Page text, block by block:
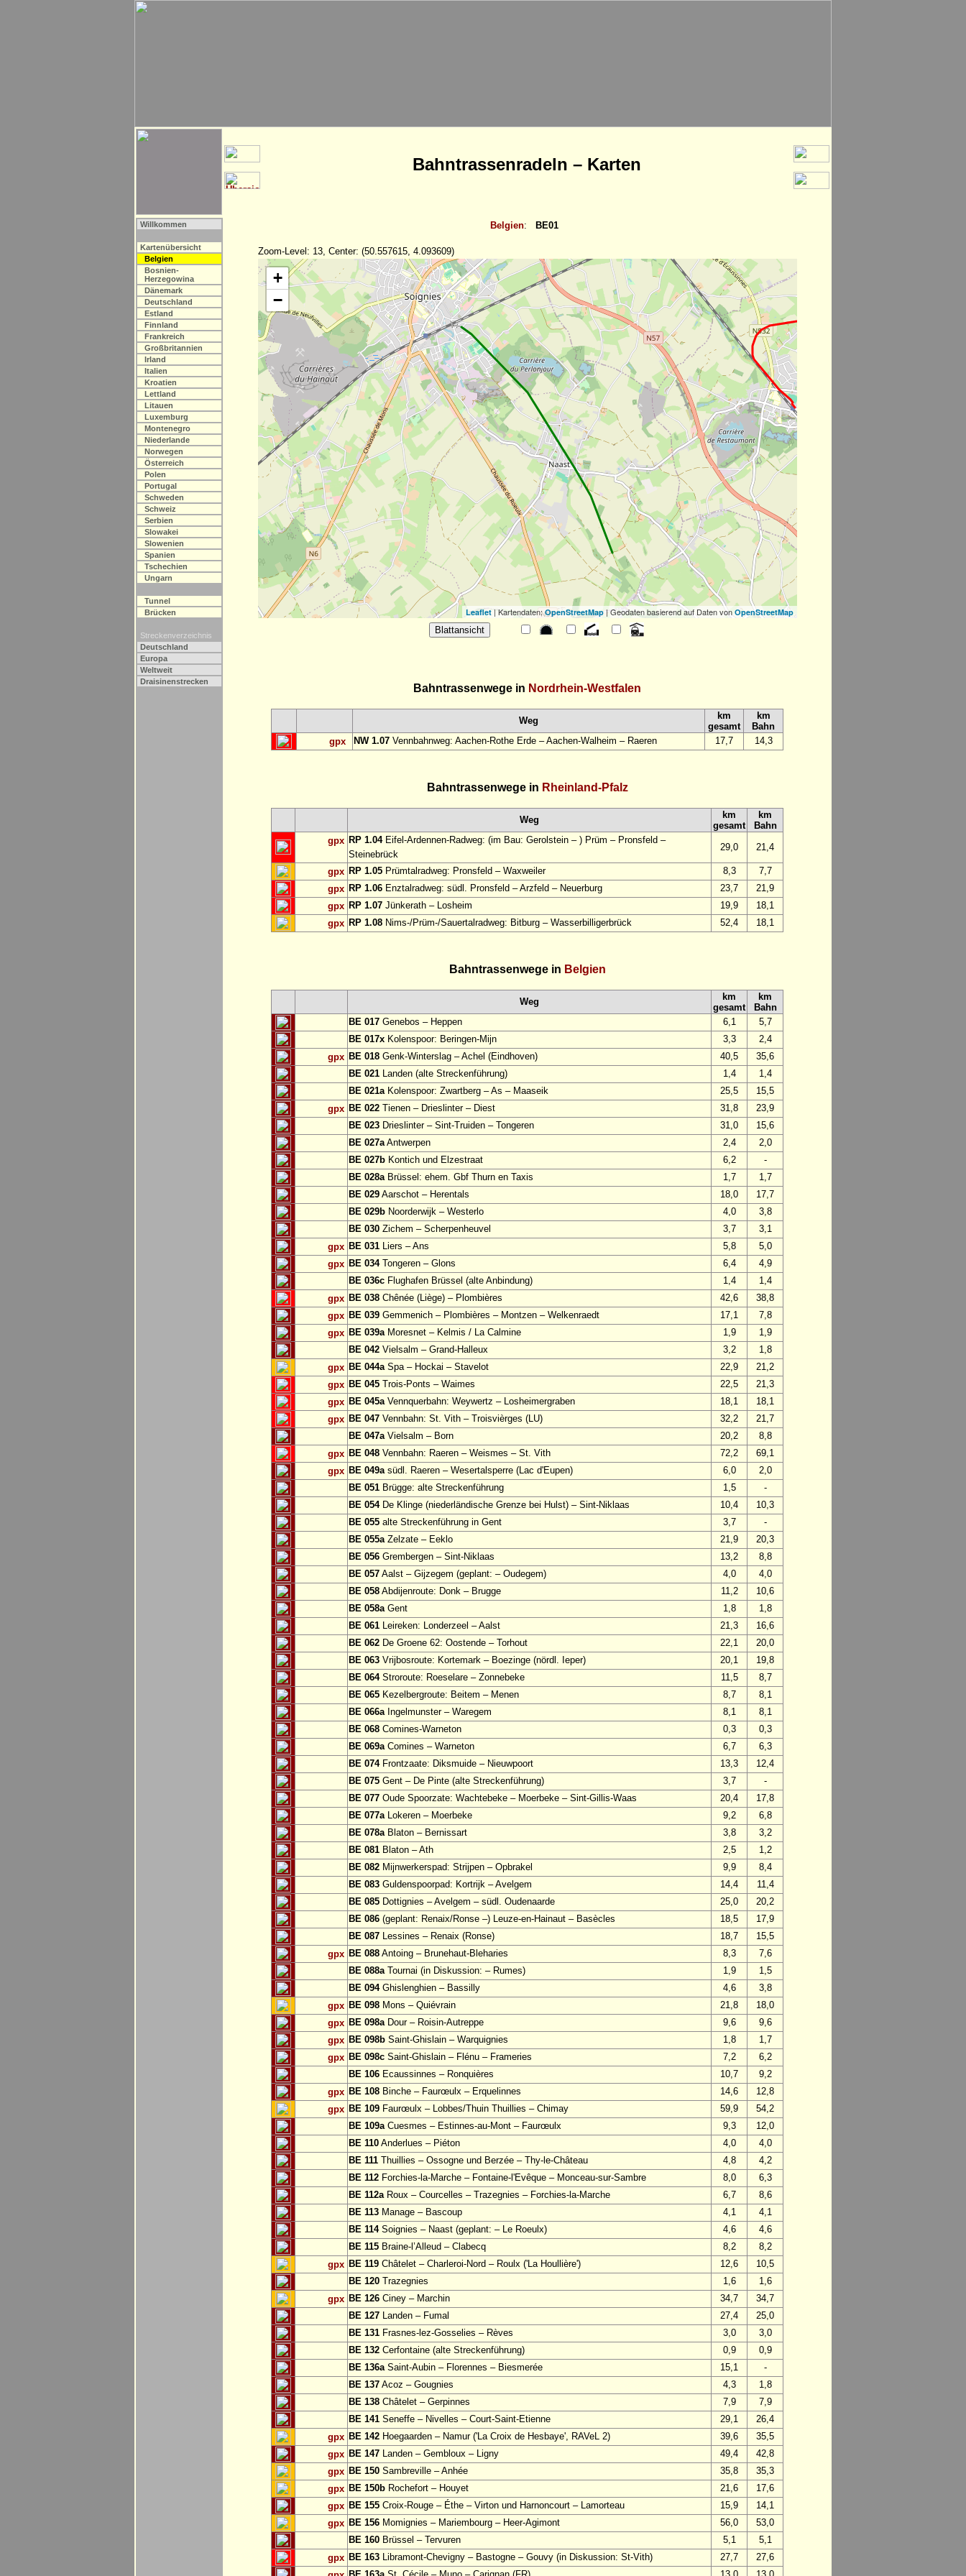
Bahntrassenradeln – Karten
Willkommen
Kartenübersicht
Belgien
Bosnien-
Herzegowina
Dänemark
Deutschland
Estland
Finnland
Frankreich
Großbritannien
Irland
Italien
Kroatien
Lettland
Litauen
Luxemburg
Montenegro
Niederlande
Norwegen
Österreich
Polen
Portugal
Schweden
Schweiz
Serbien
Slowakei
Slowenien
Spanien
Tschechien
Ungarn
Tunnel
Brücken
Streckenverzeichnis
Deutschland
Europa
Weltweit
Draisinenstrecken
Belgien: BE01
Zoom-Level: 13, Center: (50.557615, 4.093609)
+
−
Leaflet| Kartendaten:OpenStreetMap| Geodaten basierend auf Daten von OpenStreetMap
Bahntrassenwege in Nordrhein-Westfalen
Weg
km
gesamt
km
Bahn
gpx
NW 1.07 Vennbahnweg: Aachen-Rothe Erde – Aachen-Walheim – Raeren 17,7 14,3
Bahntrassenwege in Rheinland-Pfalz
Weg
km
gesamt
km
Bahn
gpx RP 1.04Eifel-Ardennen-Radweg: (im Bau: Gerolstein – ) Prüm – Pronsfeld –
Steinebrück
29,0 21,4
gpx RP 1.05 Prümtalradweg: Pronsfeld – Waxweiler 8,3
7,7
gpx RP 1.06 Enztalradweg: südl. Pronsfeld – Arzfeld – Neuerburg 23,7
21,9
gpx RP 1.07 Jünkerath – Losheim 19,9
18,1
gpx RP 1.08 Nims-/Prüm-/Sauertalradweg: Bitburg – Wasserbilligerbrück 52,4 18,1
Bahntrassenwege in Belgien
Weg
km
gesamt
km
Bahn
BE 017 Genebos – Heppen 6,1
5,7
BE 017x Kolenspoor: Beringen-Mijn 3,3
2,4
gpx BE 018 Genk-Winterslag – Achel (Eindhoven) 40,5
35,6
BE 021 Landen (alte Streckenführung) 1,4
1,4
BE 021aKolenspoor: Zwartberg – As – Maaseik 25,5
15,5
gpx BE 022 Tienen – Drieslinter – Diest 31,8
23,9
BE 023 Drieslinter – Sint-Truiden – Tongeren 31,0
15,6
BE 027aAntwerpen 2,4
2,0
BE 027b Kontich und Elzestraat 6,2
-
BE 028aBrüssel: ehem. Gbf Thurn en Taxis 1,7
1,7
BE 029 Aarschot – Herentals 18,0
17,7
BE 029b Noorderwijk – Westerlo 4,0
3,8
BE 030 Zichem – Scherpenheuvel 3,7
3,1
gpx BE 031 Liers – Ans 5,8
5,0
gpx BE 034Tongeren – Glons 6,4
4,9
BE 036c Flughafen Brüssel (alte Anbindung) 1,4
1,4
gpx BE 038 Chênée (Liège) – Plombières 42,6
38,8
gpx BE 039 Gemmenich – Plombières – Montzen – Welkenraedt 17,1
7,8
gpx BE 039aMoresnet – Kelmis / La Calmine 1,9
1,9
BE 042 Vielsalm – Grand-Halleux 3,2
1,8
gpx BE 044aSpa – Hockai – Stavelot 22,9
21,2
gpx BE 045 Trois-Ponts – Waimes 22,5
21,3
gpx BE 045aVennquerbahn: Weywertz – Losheimergraben 18,1
18,1
gpx BE 047 Vennbahn: St. Vith – Troisvièrges (LU) 32,2
21,7
BE 047aVielsalm – Born 20,2
8,8
gpx BE 048 Vennbahn: Raeren – Weismes – St. Vith 72,2
69,1
gpx BE 049asüdl. Raeren – Wesertalsperre (Lac d'Eupen) 6,0
2,0
BE 051 Brügge: alte Streckenführung 1,5
-
BE 054De Klinge (niederländische Grenze bei Hulst) – Sint-Niklaas 10,4
10,3
BE 055 alte Streckenführung in Gent 3,7
-
BE 055aZelzate – Eeklo 21,9
20,3
BE 056 Grembergen – Sint-Niklaas 13,2
8,8
BE 057 Aalst – Gijzegem (geplant: – Oudegem) 4,0
4,0
BE 058 Abdijenroute: Donk – Brugge 11,2
10,6
BE 058aGent 1,8
1,8
BE 061 Leireken: Londerzeel – Aalst 21,3
16,6
BE 062 De Groene 62: Oostende – Torhout 22,1
20,0
BE 063 Vrijbosroute: Kortemark – Boezinge (nördl. Ieper) 20,1
19,8
BE 064Stroroute: Roeselare – Zonnebeke 11,5
8,7
BE 065 Kezelbergroute: Beitem – Menen 8,7
8,1
BE 066aIngelmunster – Waregem 8,1
8,1
BE 068 Comines-Warneton 0,3
0,3
BE 069aComines – Warneton 6,7
6,3
BE 074Frontzaate: Diksmuide – Nieuwpoort 13,3
12,4
BE 075 Gent – De Pinte (alte Streckenführung) 3,7
-
BE 077 Oude Spoorzate: Wachtebeke – Moerbeke – Sint-Gillis-Waas 20,4
17,8
BE 077aLokeren – Moerbeke 9,2
6,8
BE 078aBlaton – Bernissart 3,8
3,2
BE 081 Blaton – Ath 2,5
1,2
BE 082 Mijnwerkerspad: Strijpen – Opbrakel 9,9
8,4
BE 083 Guldenspoorpad: Kortrijk – Avelgem 14,4
11,4
BE 085 Dottignies – Avelgem – südl. Oudenaarde 25,0
20,2
BE 086 (geplant: Renaix/Ronse –) Leuze-en-Hainaut – Basècles 18,5
17,9
BE 087 Lessines – Renaix (Ronse) 18,7
15,5
gpx BE 088 Antoing – Brunehaut-Bleharies 8,3
7,6
BE 088aTournai (in Diskussion: – Rumes) 1,9
1,5
BE 094Ghislenghien – Bassilly 4,6
3,8
gpx BE 098 Mons – Quiévrain 21,8
18,0
gpx BE 098aDour – Roisin-Autreppe 9,6
9,6
gpx BE 098b Saint-Ghislain – Warquignies 1,8
1,7
gpx BE 098c Saint-Ghislain – Flénu – Frameries 7,2
6,2
BE 106 Ecaussinnes – Ronquières 10,7
9,2
gpx BE 108 Binche – Faurœulx – Erquelinnes 14,6
12,8
gpx BE 109 Faurœulx – Lobbes/Thuin Thuillies – Chimay 59,9
54,2
BE 109aCuesmes – Estinnes-au-Mont – Faurœulx 9,3
12,0
BE 110 Anderlues – Piéton 4,0
4,0
BE 111 Thuillies – Ossogne und Berzée – Thy-le-Château 4,8
4,2
BE 112 Forchies-la-Marche – Fontaine-l'Evêque – Monceau-sur-Sambre 8,0
6,3
BE 112aRoux – Courcelles – Trazegnies – Forchies-la-Marche 6,7
8,6
BE 113 Manage – Bascoup 4,1
4,1
BE 114Soignies – Naast (geplant: – Le Roeulx) 4,6
4,6
BE 115 Braine-l’Alleud – Clabecq 8,2
8,2
gpx BE 119 Châtelet – Charleroi-Nord – Roulx ('La Houllière') 12,6
10,5
BE 120 Trazegnies 1,6
1,6
gpx BE 126 Ciney – Marchin 34,7
34,7
BE 127 Landen – Fumal 27,4
25,0
BE 131 Frasnes-lez-Gosselies – Rèves 3,0
3,0
BE 132 Cerfontaine (alte Streckenführung) 0,9
0,9
BE 136aSaint-Aubin – Florennes – Biesmerée 15,1
-
BE 137 Acoz – Gougnies 4,3
1,8
BE 138 Châtelet – Gerpinnes 7,9
7,9
BE 141 Seneffe – Nivelles – Court-Saint-Etienne 29,1
26,4
gpx BE 142 Hoegaarden – Namur ('La Croix de Hesbaye', RAVeL 2) 39,6
35,5
gpx BE 147 Landen – Gembloux – Ligny 49,4
42,8
gpx BE 150 Sambreville – Anhée 35,8
35,3
gpx BE 150b Rochefort – Houyet 21,6
17,6
gpx BE 155 Croix-Rouge – Éthe – Virton und Harnoncourt – Lamorteau 15,9
14,1
gpx BE 156 Momignies – Mariembourg – Heer-Agimont 56,0
53,0
BE 160 Brüssel – Tervuren 5,1
5,1
gpx BE 163 Libramont-Chevigny – Bastogne – Gouvy (in Diskussion: St-Vith) 27,7
27,6